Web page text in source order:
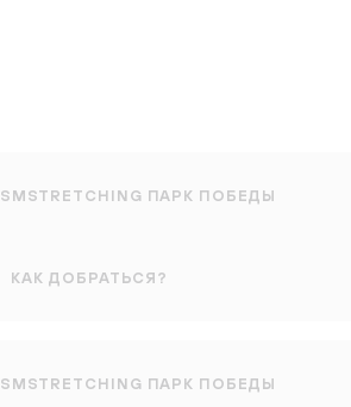
SMSTRETCHING ПАРК ПОБЕДЫ
КАК ДОБРАТЬСЯ?
SMSTRETCHING ПАРК ПОБЕДЫ